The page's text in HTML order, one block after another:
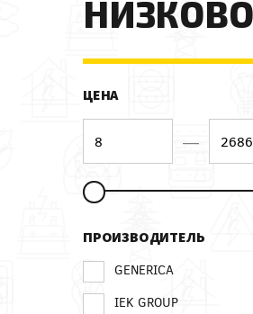
ЦЕНА
—
ПРОИЗВОДИТЕЛЬ
GENERICA
IEK GROUP